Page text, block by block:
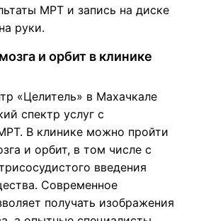
МРТ и запись на диске
руки.
и орбит в клинике
«Целитель» в Махачкале
спектр услуг с
В клинике можно пройти
и орбит, в том числе с
введения
Современное
получать изображения